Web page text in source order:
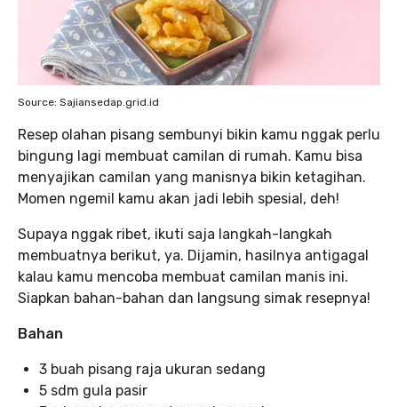
Source: Sajiansedap.grid.id
Resep olahan pisang sembunyi bikin kamu nggak perlu
bingung lagi membuat camilan di rumah. Kamu bisa
menyajikan camilan yang manisnya bikin ketagihan.
Momen ngemil kamu akan jadi lebih spesial, deh!
Supaya nggak ribet, ikuti saja langkah-langkah
membuatnya berikut, ya. Dijamin, hasilnya antigagal
kalau kamu mencoba membuat camilan manis ini.
Siapkan bahan-bahan dan langsung simak resepnya!
Bahan
3 buah pisang raja ukuran sedang
5 sdm gula pasir